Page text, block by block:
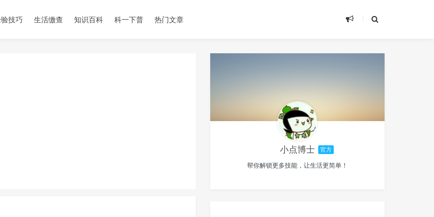
技巧 生活缴查 知识百科 科一下普 热门文章
小点博士 官方
帮你解锁更多技能，让生活更简单！